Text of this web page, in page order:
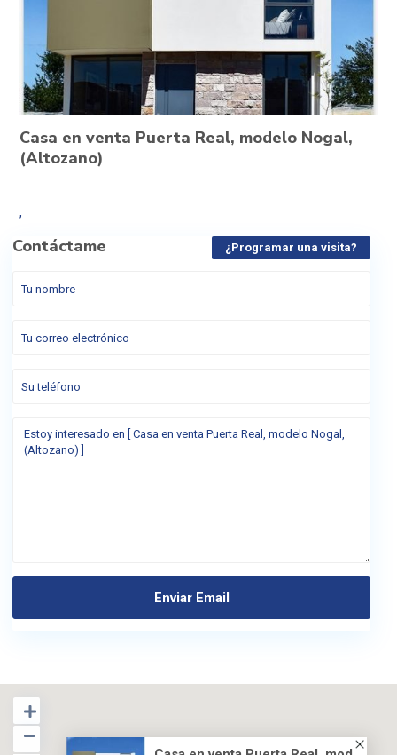
Casa en venta Puerta Real, modelo Nogal,
(Altozano)
,
Contáctame ¿Programar una visita?